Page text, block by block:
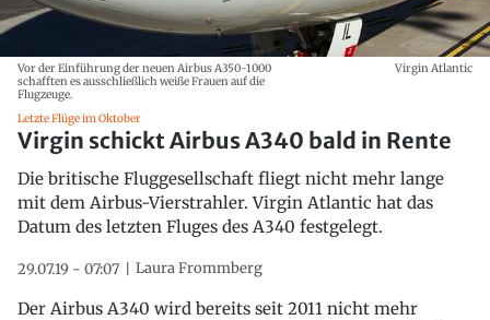
Vor der Einführung der neuen Airbus A350-1000
schafften es ausschließlich weiße Frauen auf die
Flugzeuge.
Virgin Atlantic
Letzte Flüge im Oktober
Virgin schickt Airbus A340 bald in Rente
Die britische Fluggesellschaft fliegt nicht mehr lange
mit dem Airbus-Vierstrahler. Virgin Atlantic hat das
Datum des letzten Fluges des A340 festgelegt.
29.07.19 - 07:07 Laura Frommberg
Der Airbus A340 wird bereits seit 2011 nicht mehr